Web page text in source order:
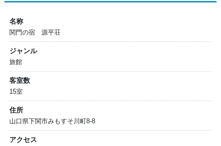
名称
関門の宿 源平荘
ジャンル
旅館
客室数
15室
住所
山口県下関市みもすそ川町8-8
アクセス